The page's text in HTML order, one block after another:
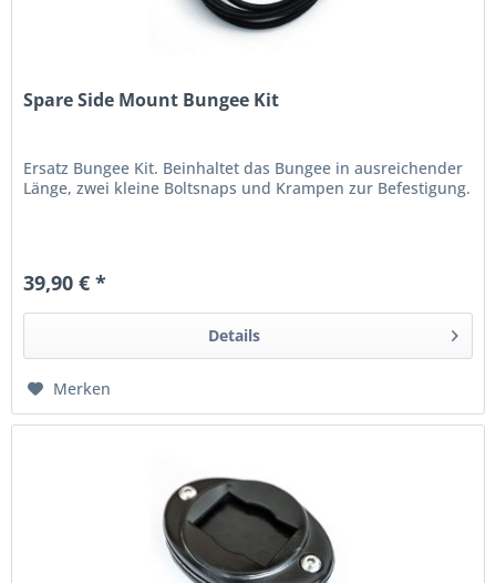
Spare Side Mount Bungee Kit
Ersatz Bungee Kit. Beinhaltet das Bungee in ausreichender
Länge, zwei kleine Boltsnaps und Krampen zur Befestigung.
39,90 € *
Details
Merken